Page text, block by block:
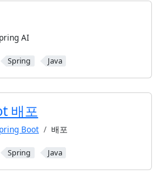
AI
Spring Java
배포
Boot 배포
Spring Java